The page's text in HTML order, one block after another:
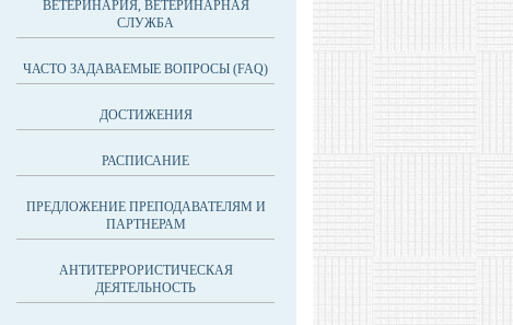
ВЕТЕРИНАРИЯ, ВЕТЕРИНАРНАЯ
СЛУЖБА
ЧАСТО ЗАДАВАЕМЫЕ ВОПРОСЫ (FAQ)
ДОСТИЖЕНИЯ
РАСПИСАНИЕ
ПРЕДЛОЖЕНИЕ ПРЕПОДАВАТЕЛЯМ И
ПАРТНЕРАМ
АНТИТЕРРОРИСТИЧЕСКАЯ
ДЕЯТЕЛЬНОСТЬ